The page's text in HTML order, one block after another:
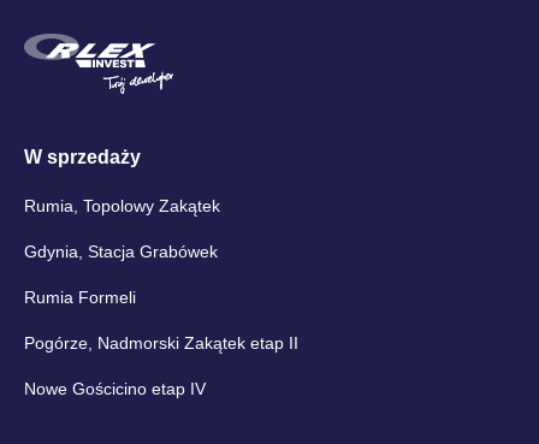
W sprzedaży
Rumia, Topolowy Zakątek
Gdynia, Stacja Grabówek
Rumia Formeli
Pogórze, Nadmorski Zakątek etap II
Nowe Gościcino etap IV